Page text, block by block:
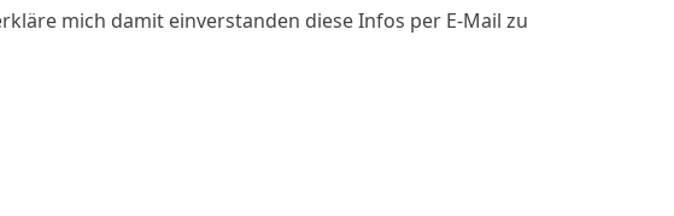
mich damit einverstanden diese Infos per E-Mail zu